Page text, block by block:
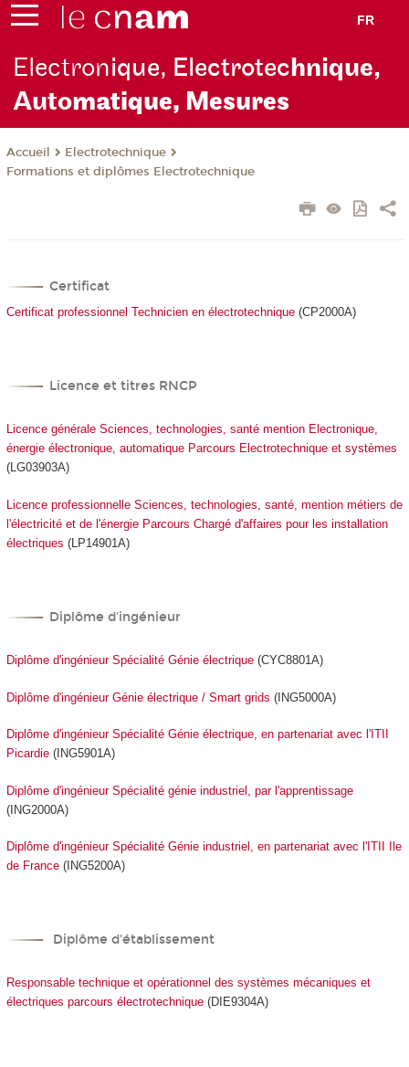
FR
Electronique, Electrotechnique,
Automatique, Mesures
Accueil
Electrotechnique
Formations et diplômes Electrotechnique
Certificat
Certificat professionnel Technicien en électrotechnique(CP2000A)
Licence et titres RNCP
Licence générale Sciences, technologies, santé mention Electronique,
énergie électronique, automatique Parcours Electrotechnique et systèmes
(LG03903A)
Licence professionnelle Sciences, technologies, santé, mention métiers de
l'électricité et de l'énergie Parcours Chargé d'affaires pour les installation
électriques (LP14901A)
Diplôme d'ingénieur
Diplôme d'ingénieur Spécialité Génie électrique (CYC8801A)
Diplôme d'ingénieur Génie électrique / Smart grids (ING5000A)
Diplôme d'ingénieur Spécialité Génie électrique, en partenariat avec l'ITII
Picardie(ING5901A)
Diplôme d'ingénieur Spécialité génie industriel, par l'apprentissage
(ING2000A)
Diplôme d'ingénieur Spécialité Génie industriel, en partenariat avec l'ITII Ile
de France(ING5200A)
Diplôme d'établissement
Responsable technique et opérationnel des systèmes mécaniques et
électriques parcours électrotechnique(DIE9304A)